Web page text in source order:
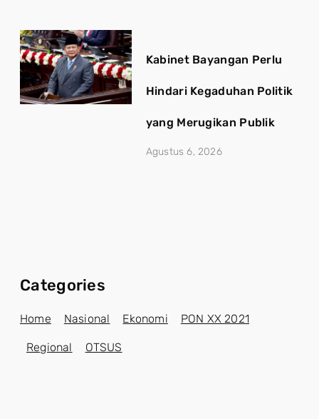
Kabinet Bayangan Perlu
Hindari Kegaduhan Politik
yang Merugikan Publik
Agustus 6, 2026
Categories
Home Nasional Ekonomi PON XX 2021
Regional OTSUS